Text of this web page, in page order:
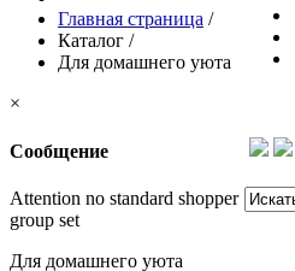
Главная страница /
Каталог /
Для домашнего уюта
×
Сообщение
Attention no standard shopper
group set
Для домашнего уюта